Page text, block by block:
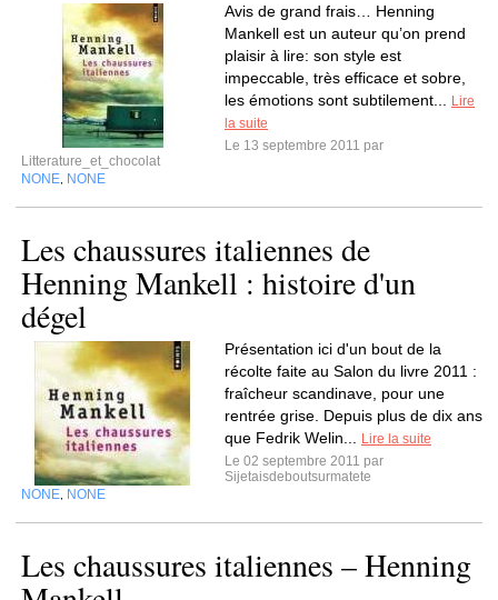
Avis de grand frais… Henning
Mankell est un auteur qu’on prend
plaisir à lire: son style est
impeccable, très efficace et sobre,
les émotions sont subtilement...
Lire
la suite
Le 13 septembre 2011 par
Litterature_et_chocolat
NONE NONE
Les chaussures italiennes de
Henning Mankell : histoire d'un
dégel
Présentation ici d'un bout de la
récolte faite au Salon du livre 2011 :
fraîcheur scandinave, pour une
rentrée grise. Depuis plus de dix ans
que Fedrik Welin...
Lire la suite
Le 02 septembre 2011 par
Sijetaisdeboutsurmatete
NONE NONE
Les chaussures italiennes – Henning